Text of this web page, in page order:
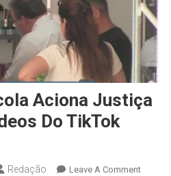
Aciona Justiça
Do TikTok
Redação Leave A CommentOn